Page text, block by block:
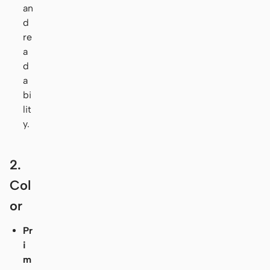
an
d
re
a
d
a
bi
lit
y.
2.
Col
or
Pr
i
m